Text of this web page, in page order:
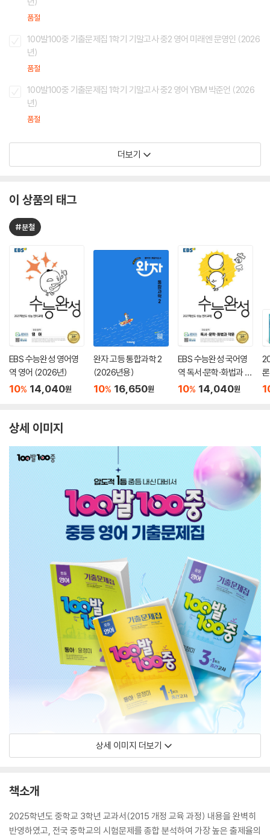
품절
100발100중 기출문제집 1학기 기말고사 중2 영어 미래엔 문영인 (2026
년)
품절
100발100중 기출문제집 1학기 기말고사 중2 영어 YBM 박준언 (2026
년)
품절
더보기
이 상품의 태그
#분철
EBS 수능완성 영어영
역 영어 (2026년)
10% 14,040원
완자 고등 통합과학 2
(2026년용)
10% 16,650원
EBS 수능완성 국어영
역 독서·문학·화법과 작
문 (2026년)
10% 14,040원
(
상세 이미지
상세 이미지 더보기
책소개
2025학년도 중학교 3학년 교과서(2015 개정 교육 과정) 내용을 완벽히
반영하였고, 전국 중학교의 시험문제를 종합 분석하여 가장 높은 출제율의